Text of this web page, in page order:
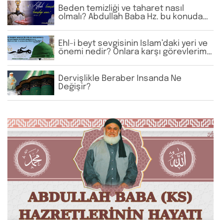
Beden temizliği ve taharet nasıl
olmalı? Abdullah Baba Hz. bu konuda
Ehl-i beyt sevgisinin İslam’daki yeri ve
önemi nedir? Onlara karşı görevlerimiz
Dervişlikle Beraber İnsanda Ne
Değişir?